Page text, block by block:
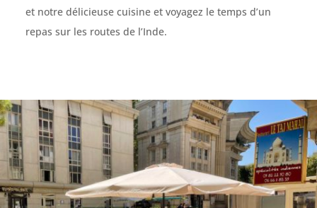
et notre délicieuse cuisine et voyagez le temps d’un
repas sur les routes de l’Inde.